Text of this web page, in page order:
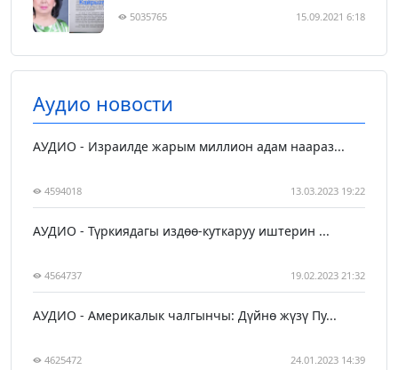
5035765 15.09.2021 6:18
Аудио новости
АУДИО - Израилде жарым миллион адам наараз...
4594018 13.03.2023 19:22
АУДИО - Түркиядагы издөө-куткаруу иштерин ...
4564737 19.02.2023 21:32
АУДИО - Америкалык чалгынчы: Дүйнө жүзү Пу...
4625472 24.01.2023 14:39